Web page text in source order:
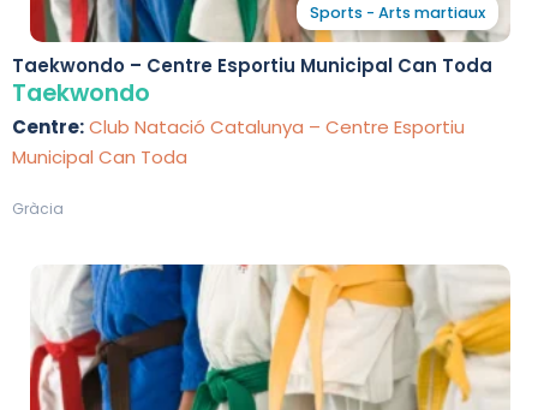
Sports - Arts martiaux
Taekwondo – Centre Esportiu Municipal Can Toda
Taekwondo
Centre:Club Natació Catalunya – Centre Esportiu
Municipal Can Toda
Gràcia